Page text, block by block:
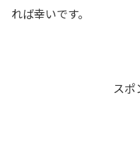
れば幸いです。
スポ